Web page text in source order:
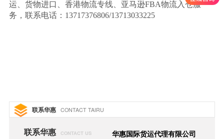
运、货物进口、香港物流专线、亚马逊FBA物流入仓服
务，联系电话：13717376806/13713033225
联系华惠 CONTACT TAIRU
联系华惠 CONTACT US 华惠国际货运代理有限公司